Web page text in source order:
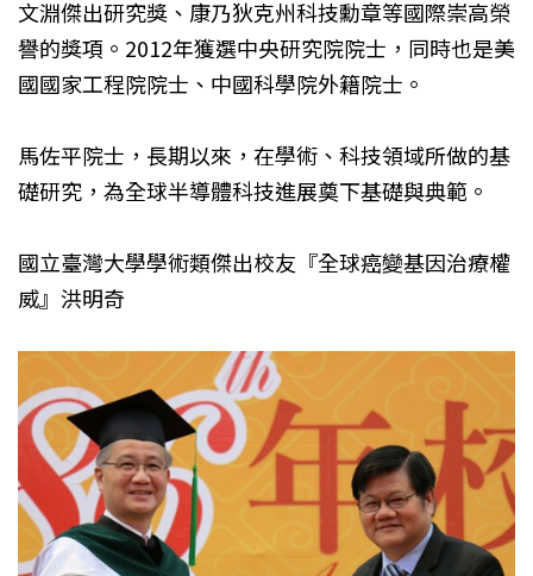
文淵傑出研究獎、康乃狄克州科技勳章等國際崇高榮
譽的獎項。2012年獲選中央研究院院士，同時也是美
國國家工程院院士、中國科學院外籍院士。
馬佐平院士，長期以來，在學術、科技領域所做的基
礎研究，為全球半導體科技進展奠下基礎與典範。
國立臺灣大學學術類傑出校友『全球癌變基因治療權
威』洪明奇